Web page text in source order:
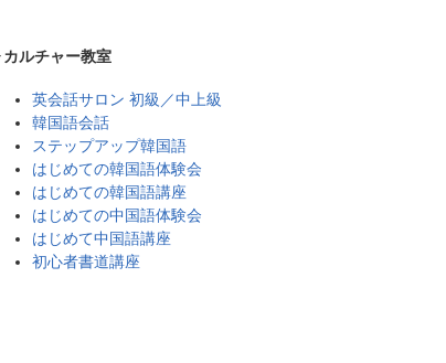
ルチャー教室
英会話サロン 初級／中上級
韓国語会話
ステップアップ韓国語
はじめての韓国語体験会
はじめての韓国語講座
はじめての中国語体験会
はじめて中国語講座
初心者書道講座